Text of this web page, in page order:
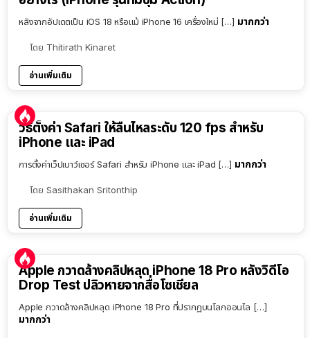
หลังจากอัปเดตเป็น iOS 18 หรือแม้ iPhone 16 เครื่องใหม่ […] มากกว่า
โดย Thitirath Kinaret
อ่านเพิ่มเติม
วิธีตั้งค่า Safari ให้ลื่นไหลระดับ 120 fps สำหรับ
iPhone และ iPad
การตั้งค่าเว็ปเบาว์เซอร์ Safari สำหรับ iPhone และ iPad […] มากกว่า
โดย Sasithakan Sritonthip
อ่านเพิ่มเติม
Apple กวาดล้างคลิปหลุด iPhone 18 Pro หลังวิดีโอ
Drop Test ปลิวหายจากสื่อโซเชียล
Apple กวาดล้างคลิปหลุด iPhone 18 Pro ที่ปรากฏบนโลกออนไล […]
มากกว่า